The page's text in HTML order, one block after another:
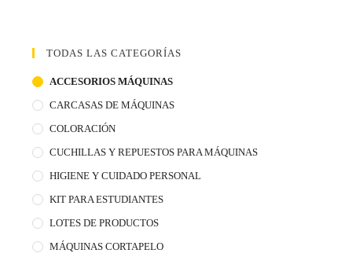
TODAS LAS CATEGORÍAS
ACCESORIOS MÁQUINAS
CARCASAS DE MÁQUINAS
COLORACIÓN
CUCHILLAS Y REPUESTOS PARA MÁQUINAS
HIGIENE Y CUIDADO PERSONAL
KIT PARA ESTUDIANTES
LOTES DE PRODUCTOS
MÁQUINAS CORTAPELO